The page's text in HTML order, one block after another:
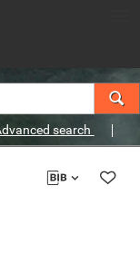
search